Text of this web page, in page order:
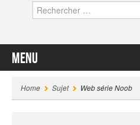
Rechercher
Menu
Home
Sujet Web série Noob